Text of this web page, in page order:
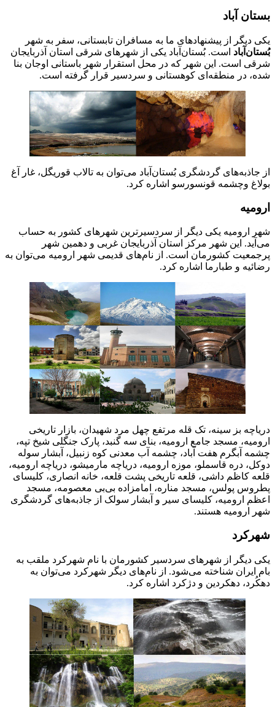
بستان آباد
یکی دیگر از پیشنهاد‌های ما به مسافران تابستانی، سفر به شهر
بُستان‌آباد است. بُستان‌آباد یکی از شهر‌های شرقی استان آذربایجان
شرقی است. این شهر که در محل استقرار شهر باستانی اوجان بنا
شده، در منطقه‌ای کوهستانی و سردسیر قرار گرفته است.
از جاذبه‌های گردشگری بُستان‌آباد می‌توان به تالاب قوریگل، غار آغ
بولاغ وچشمه قونسورسو اشاره کرد.
ارومیه
شهر ارومیه یکی دیگر از سردسیرترین شهر‌های کشور به حساب
می‌آید. این شهر مرکز استان آذربایجان غربی و دهمین شهر
پرجمعیت کشورمان است. از نام‌های قدیمی شهر ارومیه می‌توان به
رضائیه و طبارما اشاره کرد.
دریاچه بز سینه، تک قله مرتفع چهل مرد شهیدان، بازار تاریخی
ارومیه، مسجد جامع ارومیه، بنای سه گنبد، پارک جنگلی شیخ تپه،
چشمه آبگرم هفت آباد، چشمه آب معدنی کوه زنبیل، آبشار سوله
دوکل، دره‌ قاسملو، موزه ارومیه، دریاچه مارمیشو، دریاچه ارومیه،
قلعه کاظم داشی، قلعه تاریخی پشت قلعه، خانه انصاری، کلیسای
پطروس پولس، مسجد مناره، امامزاده بی‌بی معصومه، مسجد
اعظم ارومیه، کلیسای سیر و آبشار سولک از جاذبه‌های گردشگری
شهر ارومیه هستند.
شهرکرد
یکی دیگر از شهر‌های سردسیر کشورمان با نام شهرکرد ملقب به
بام ایران شناخته می‌شود. از نام‌های دیگر شهرکرد می‌توان به
دهکُرد، دهکردین و دژکرد اشاره کرد.